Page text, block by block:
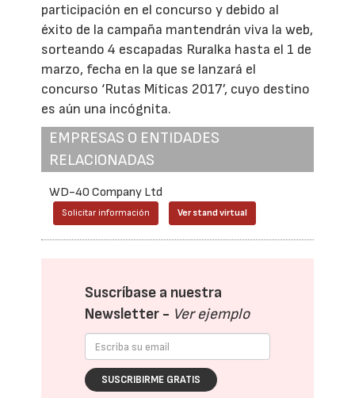
participación en el concurso y debido al
éxito de la campaña mantendrán viva la web,
sorteando 4 escapadas Ruralka hasta el 1 de
marzo, fecha en la que se lanzará el
concurso ‘Rutas Míticas 2017’, cuyo destino
es aún una incógnita.
EMPRESAS O ENTIDADES
RELACIONADAS
WD-40 Company Ltd
Solicitar información Ver stand virtual
Suscríbase a nuestra
Newsletter - Ver ejemplo
SUSCRIBIRME GRATIS